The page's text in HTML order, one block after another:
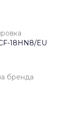
18HN8/EU
бренда